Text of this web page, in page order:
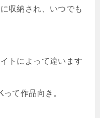
収納され、いつでも
トによって違います
て作品向き。